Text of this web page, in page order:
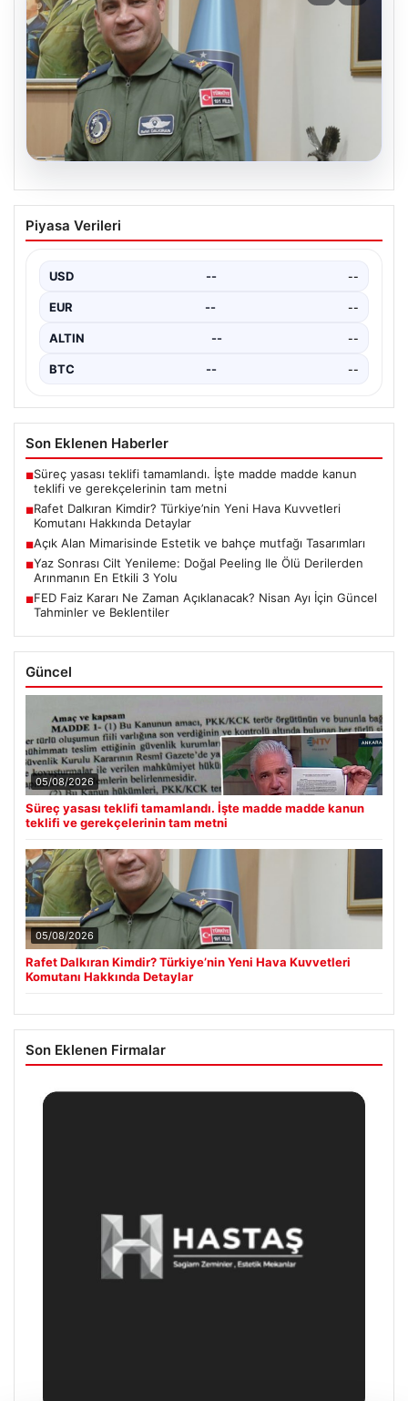
05.08.2026
Rafet Dalkıran Kimdir? Türkiye’nin Yeni
Hava Kuvvetleri Komutanı Hakkında
Türkiye’nin askeri yönetiminde önemli bir yere sahip
Yüksek…
Piyasa Verileri
USD -- --
EUR -- --
ALTIN -- --
BTC -- --
Son Eklenen Haberler
■Süreç yasası teklifi tamamlandı. İşte madde madde kanun
teklifi ve gerekçelerinin tam metni
■Rafet Dalkıran Kimdir? Türkiye’nin Yeni Hava Kuvvetleri
Komutanı Hakkında Detaylar
■Açık Alan Mimarisinde Estetik ve bahçe mutfağı Tasarımları
■Yaz Sonrası Cilt Yenileme: Doğal Peeling Ile Ölü Derilerden
Arınmanın En Etkili 3 Yolu
■FED Faiz Kararı Ne Zaman Açıklanacak? Nisan Ayı İçin Güncel
Tahminler ve Beklentiler
Güncel
05/08/2026
Süreç yasası teklifi tamamlandı. İşte madde madde kanun
teklifi ve gerekçelerinin tam metni
05/08/2026
Rafet Dalkıran Kimdir? Türkiye’nin Yeni Hava Kuvvetleri
Komutanı Hakkında Detaylar
Son Eklenen Firmalar